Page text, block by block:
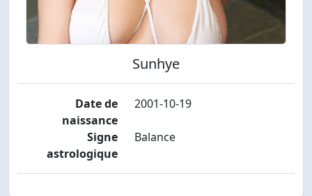
Sunhye
Date de
naissance
2001-10-19
Signe
astrologique
Balance